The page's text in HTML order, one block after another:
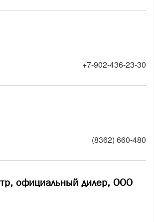
+7-902-436-23-30
(8362) 660-480
официальный дилер, ООО